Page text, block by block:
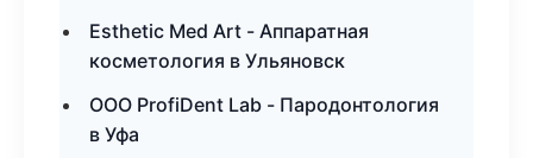
Esthetic Med Art - Аппаратная
косметология в Ульяновск
ООО ProfiDent Lab - Пародонтология
в Уфа